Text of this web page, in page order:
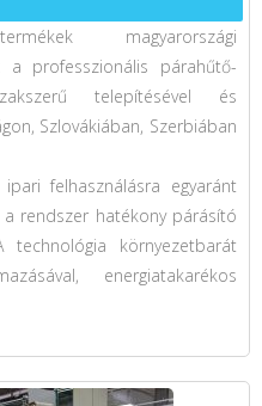
magyarországi
a professzionális párahűtő-
telepítésével és
Szlovákiában, Szerbiában
felhasználásra egyaránt
rendszer hatékony párásító
technológia környezetbarát
energiatakarékos